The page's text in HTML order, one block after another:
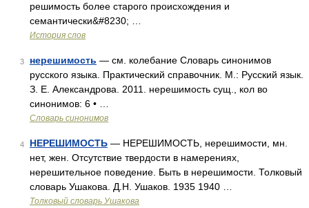
решимость более старого происхождения и
семантически&#8230; …
История слов
3 нерешимость — см. колебание Словарь синонимов
русского языка. Практический справочник. М.: Русский язык.
З. Е. Александрова. 2011. нерешимость сущ., кол во
синонимов: 6 • …
Словарь синонимов
4 НЕРЕШИМОСТЬ — НЕРЕШИМОСТЬ, нерешимости, мн.
нет, жен. Отсутствие твердости в намерениях,
нерешительное поведение. Быть в нерешимости. Толковый
словарь Ушакова. Д.Н. Ушаков. 1935 1940 …
Толковый словарь Ушакова